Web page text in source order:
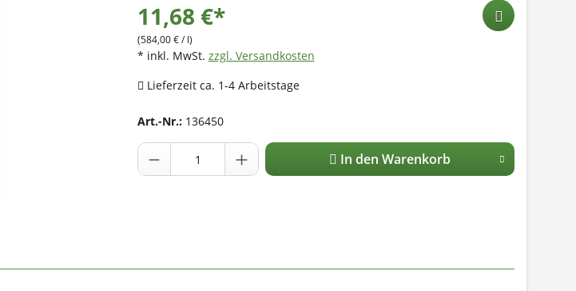
11,68 €*
(584,00 € / l)
* inkl. MwSt. zzgl. Versandkosten
Lieferzeit ca. 1-4 Arbeitstage
Art.-Nr.: 136450
In den Warenkorb